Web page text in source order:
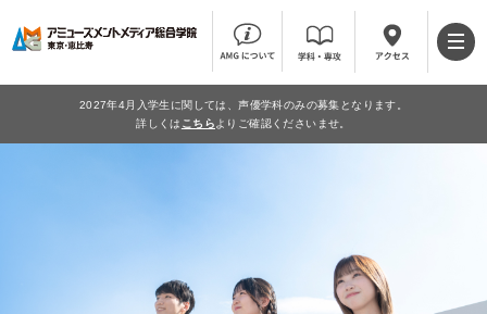
2027年4月入学生に関しては、声優学科のみの募集となります。
詳しくは こちら よりご確認くださいませ。